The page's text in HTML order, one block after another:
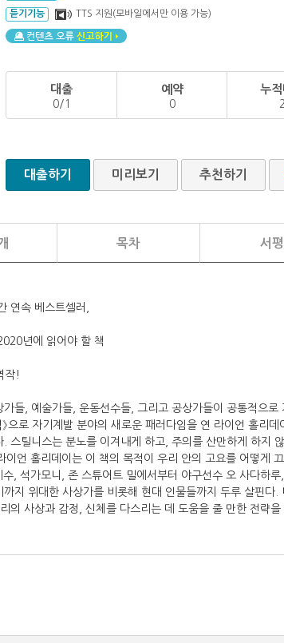
듣기기능 TTS 지원(모바일에서만 이용 가능)
대출
0/1
예약
0
누
2
대출하기 미리보기 추천하기
목차 서평
연속 베스트셀러,
년에 읽어야 할 책
작!
들, 예술가들, 운동선수들, 그리고 공상가들이 공통적으로
으로 자기계발 분야의 새로운 패러다임을 연 라이언 홀리
스틸니스는 분노를 이겨내게 하고, 주의를 산만하게 하지
언 홀리데이는 이 책의 목적이 우리 안의 고요를 어떻게
, 석가모니, 존 스튜어트 밀에서부터 야구선수 오 사다하
지 위대한 사상가를 비롯해 현대 인물들까지 두루 살핀다
의 사상과 감정, 신체를 다스리는 데 도움을 줄 만한 전략을